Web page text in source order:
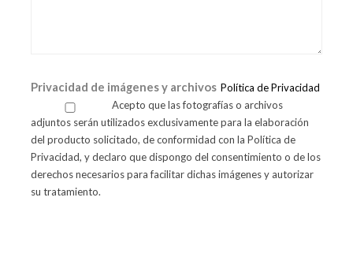
Privacidad de imágenes y archivos Política de Privacidad
Acepto que las fotografías o archivos
adjuntos serán utilizados exclusivamente para la elaboración
del producto solicitado, de conformidad con la Política de
Privacidad, y declaro que dispongo del consentimiento o de los
derechos necesarios para facilitar dichas imágenes y autorizar
su tratamiento.